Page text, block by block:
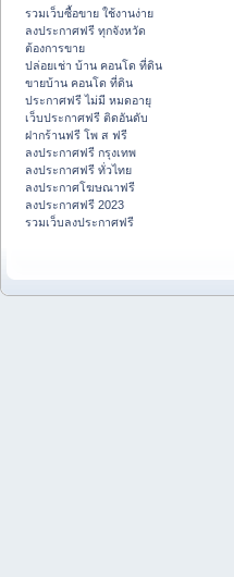
รวมเว็บซื้อขาย ใช้งานง่าย
ลงประกาศฟรี ทุกจังหวัด
ต้องการขาย
ปล่อยเช่า บ้าน คอนโด ที่ดิน
ขายบ้าน คอนโด ที่ดิน
ประกาศฟรี ไม่มี หมดอายุ
เว็บประกาศฟรี ติดอันดับ
ฝากร้านฟรี โพ ส ฟรี
ลงประกาศฟรี กรุงเทพ
ลงประกาศฟรี ทั่วไทย
ลงประกาศโฆษณาฟรี
ลงประกาศฟรี 2023
รวมเว็บลงประกาศฟรี